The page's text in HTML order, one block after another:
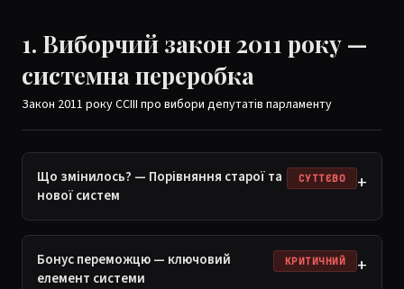
1. Виборчий закон 2011 року —
системна переробка
Закон 2011 року CCIII про вибори депутатів парламенту
Що змінилось? — Порівняння старої та
нової систем
СУТТЄВО +
Бонус переможцю — ключовий
елемент системи
КРИТИЧНИЙ +